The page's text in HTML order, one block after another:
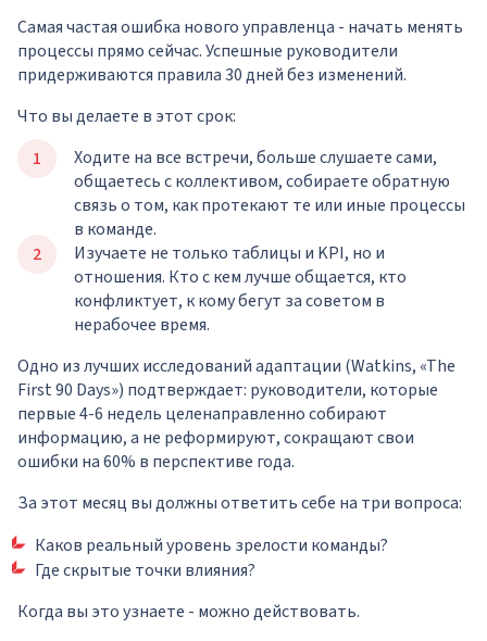
Самая частая ошибка нового управленца - начать менять
процессы прямо сейчас. Успешные руководители
придерживаются правила 30 дней без изменений.
Что вы делаете в этот срок:
Ходите на все встречи, больше слушаете сами,
общаетесь с коллективом, собираете обратную
связь о том, как протекают те или иные процессы
в команде.
Изучаете не только таблицы и KPI, но и
отношения. Кто с кем лучше общается, кто
конфликтует, к кому бегут за советом в
нерабочее время.
Одно из лучших исследований адаптации (Watkins, «The
First 90 Days») подтверждает: руководители, которые
первые 4-6 недель целенаправленно собирают
информацию, а не реформируют, сокращают свои
ошибки на 60% в перспективе года.
За этот месяц вы должны ответить себе на три вопроса:
Каков реальный уровень зрелости команды?
Где скрытые точки влияния?
Когда вы это узнаете - можно действовать.